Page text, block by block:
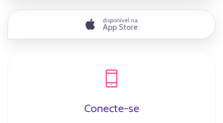
disponível na
App Store
Conecte-se